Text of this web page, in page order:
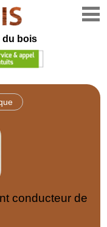
du bois
conducteur de